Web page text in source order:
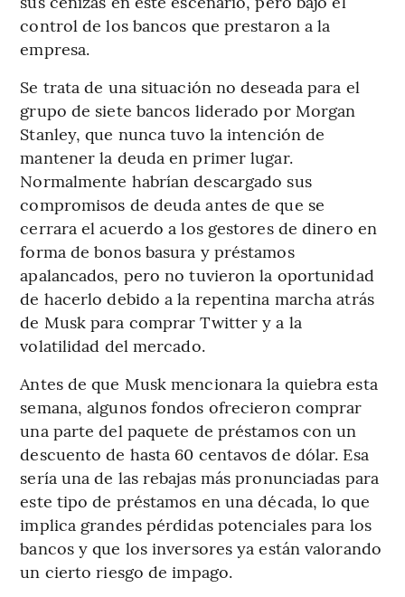
control de los bancos que prestaron a la
empresa.
Se trata de una situación no deseada para el
grupo de siete bancos liderado por Morgan
Stanley, que nunca tuvo la intención de
mantener la deuda en primer lugar.
Normalmente habrían descargado sus
compromisos de deuda antes de que se
cerrara el acuerdo a los gestores de dinero en
forma de bonos basura y préstamos
apalancados, pero no tuvieron la oportunidad
de hacerlo debido a la repentina marcha atrás
de Musk para comprar Twitter y a la
volatilidad del mercado.
Antes de que Musk mencionara la quiebra esta
semana, algunos fondos ofrecieron comprar
una parte del paquete de préstamos con un
descuento de hasta 60 centavos de dólar. Esa
sería una de las rebajas más pronunciadas para
este tipo de préstamos en una década, lo que
implica grandes pérdidas potenciales para los
bancos y que los inversores ya están valorando
un cierto riesgo de impago.